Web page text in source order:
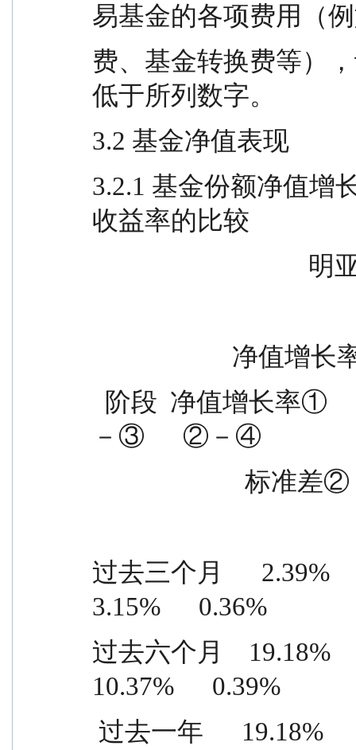
易基金的各项费用（
费、基金转换费等）
低于所列数字。
3.2 基金净值表现
3.2.1 基金份额净值增
收益率的比较
－③      ②－④
过去三个月      2.39%
3.15%      0.36%
过去六个月    19.18%
10.37%      0.39%